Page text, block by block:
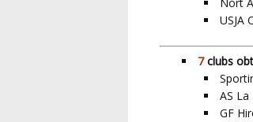
USJA
7clubs
AS
GF